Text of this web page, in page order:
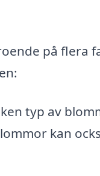
på flera
typ av
kan